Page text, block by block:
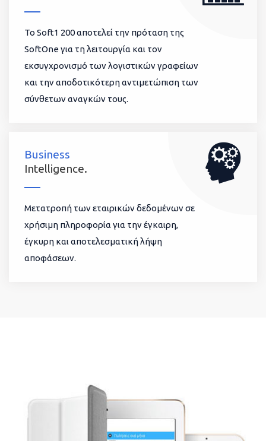
To Soft1 200 αποτελεί την πρόταση της
SoftOne για τη λειτουργία και τον
εκσυγχρονισμό των λογιστικών γραφείων
και την αποδοτικότερη αντιμετώπιση των
σύνθετων αναγκών τους.
Business
Intelligence.
Μετατροπή των εταιρικών δεδομένων σε
χρήσιμη πληροφορία για την έγκαιρη,
έγκυρη και αποτελεσματική λήψη
αποφάσεων.